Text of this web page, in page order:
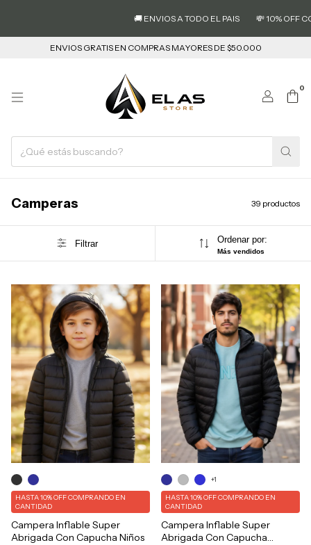
🚚 ENVIOS A TODO EL PAIS 💸 10% OFF CON
ENVIOS GRATIS EN COMPRAS MAYORES DE $50.000
0
Camperas 39 productos
Filtrar Ordenar por:
Más vendidos
Campera Inflable Super
Abrigada Con Capucha Niños
HASTA 10% OFFCOMPRANDO EN
CANTIDAD
Campera Inflable Super
Abrigada Con Capucha
HASTA 10% OFFCOMPRANDO EN
CANTIDAD
+1